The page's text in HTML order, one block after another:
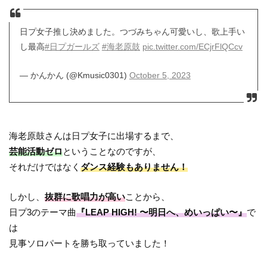
日プ女子推し決めました。つづみちゃん可愛いし、歌上手い
し最高#日プガールズ #海老原鼓 pic.twitter.com/ECjrFlQCcv
— かんかん (@Kmusic0301) October 5, 2023
海老原鼓さんは日プ女子に出場するまで、
芸能活動ゼロということなのですが、
それだけではなくダンス経験もありません！
しかし、抜群に歌唱力が高いことから、
日プ3のテーマ曲『LEAP HIGH! 〜明日へ、めいっぱい〜』で
は
見事ソロパートを勝ち取っていました！